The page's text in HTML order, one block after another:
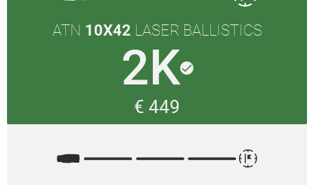
ATN 10X42 LASER BALLISTICS
2Kdone
€ 449